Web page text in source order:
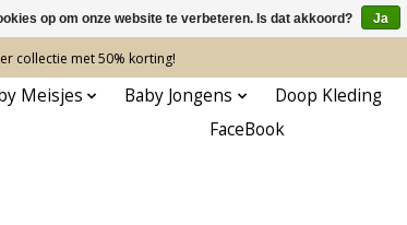
collectie met 50% korting!
Meisjes Baby Jongens Doop Kleding
FaceBook
op om onze website te verbeteren. Is dat akkoord? Ja